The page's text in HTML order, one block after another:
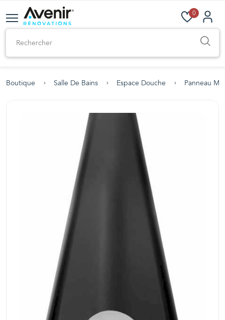
0
Boutique Salle De Bains Espace Douche Panneau